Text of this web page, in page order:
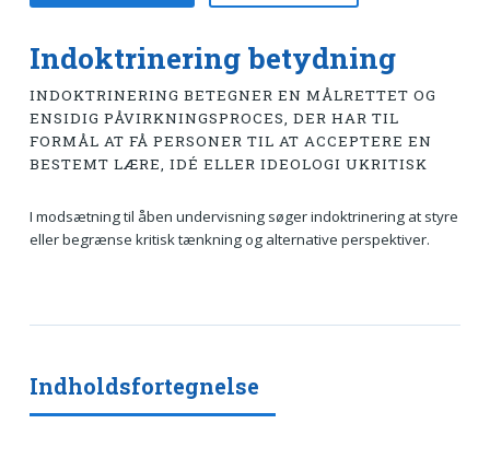
Indoktrinering betydning
INDOKTRINERING BETEGNER EN MÅLRETTET OG
ENSIDIG PÅVIRKNINGSPROCES, DER HAR TIL
FORMÅL AT FÅ PERSONER TIL AT ACCEPTERE EN
BESTEMT LÆRE, IDÉ ELLER IDEOLOGI UKRITISK
I modsætning til åben undervisning søger indoktrinering at styre
eller begrænse kritisk tænkning og alternative perspektiver.
Indholdsfortegnelse